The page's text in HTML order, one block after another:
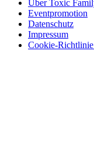
Über Toxic
Eventpromotion
Datenschutz
Impressum
Cookie-